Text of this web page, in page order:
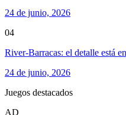
24 de junio, 2026
04
River-Barracas: el detalle está
24 de junio, 2026
Juegos destacados
AD